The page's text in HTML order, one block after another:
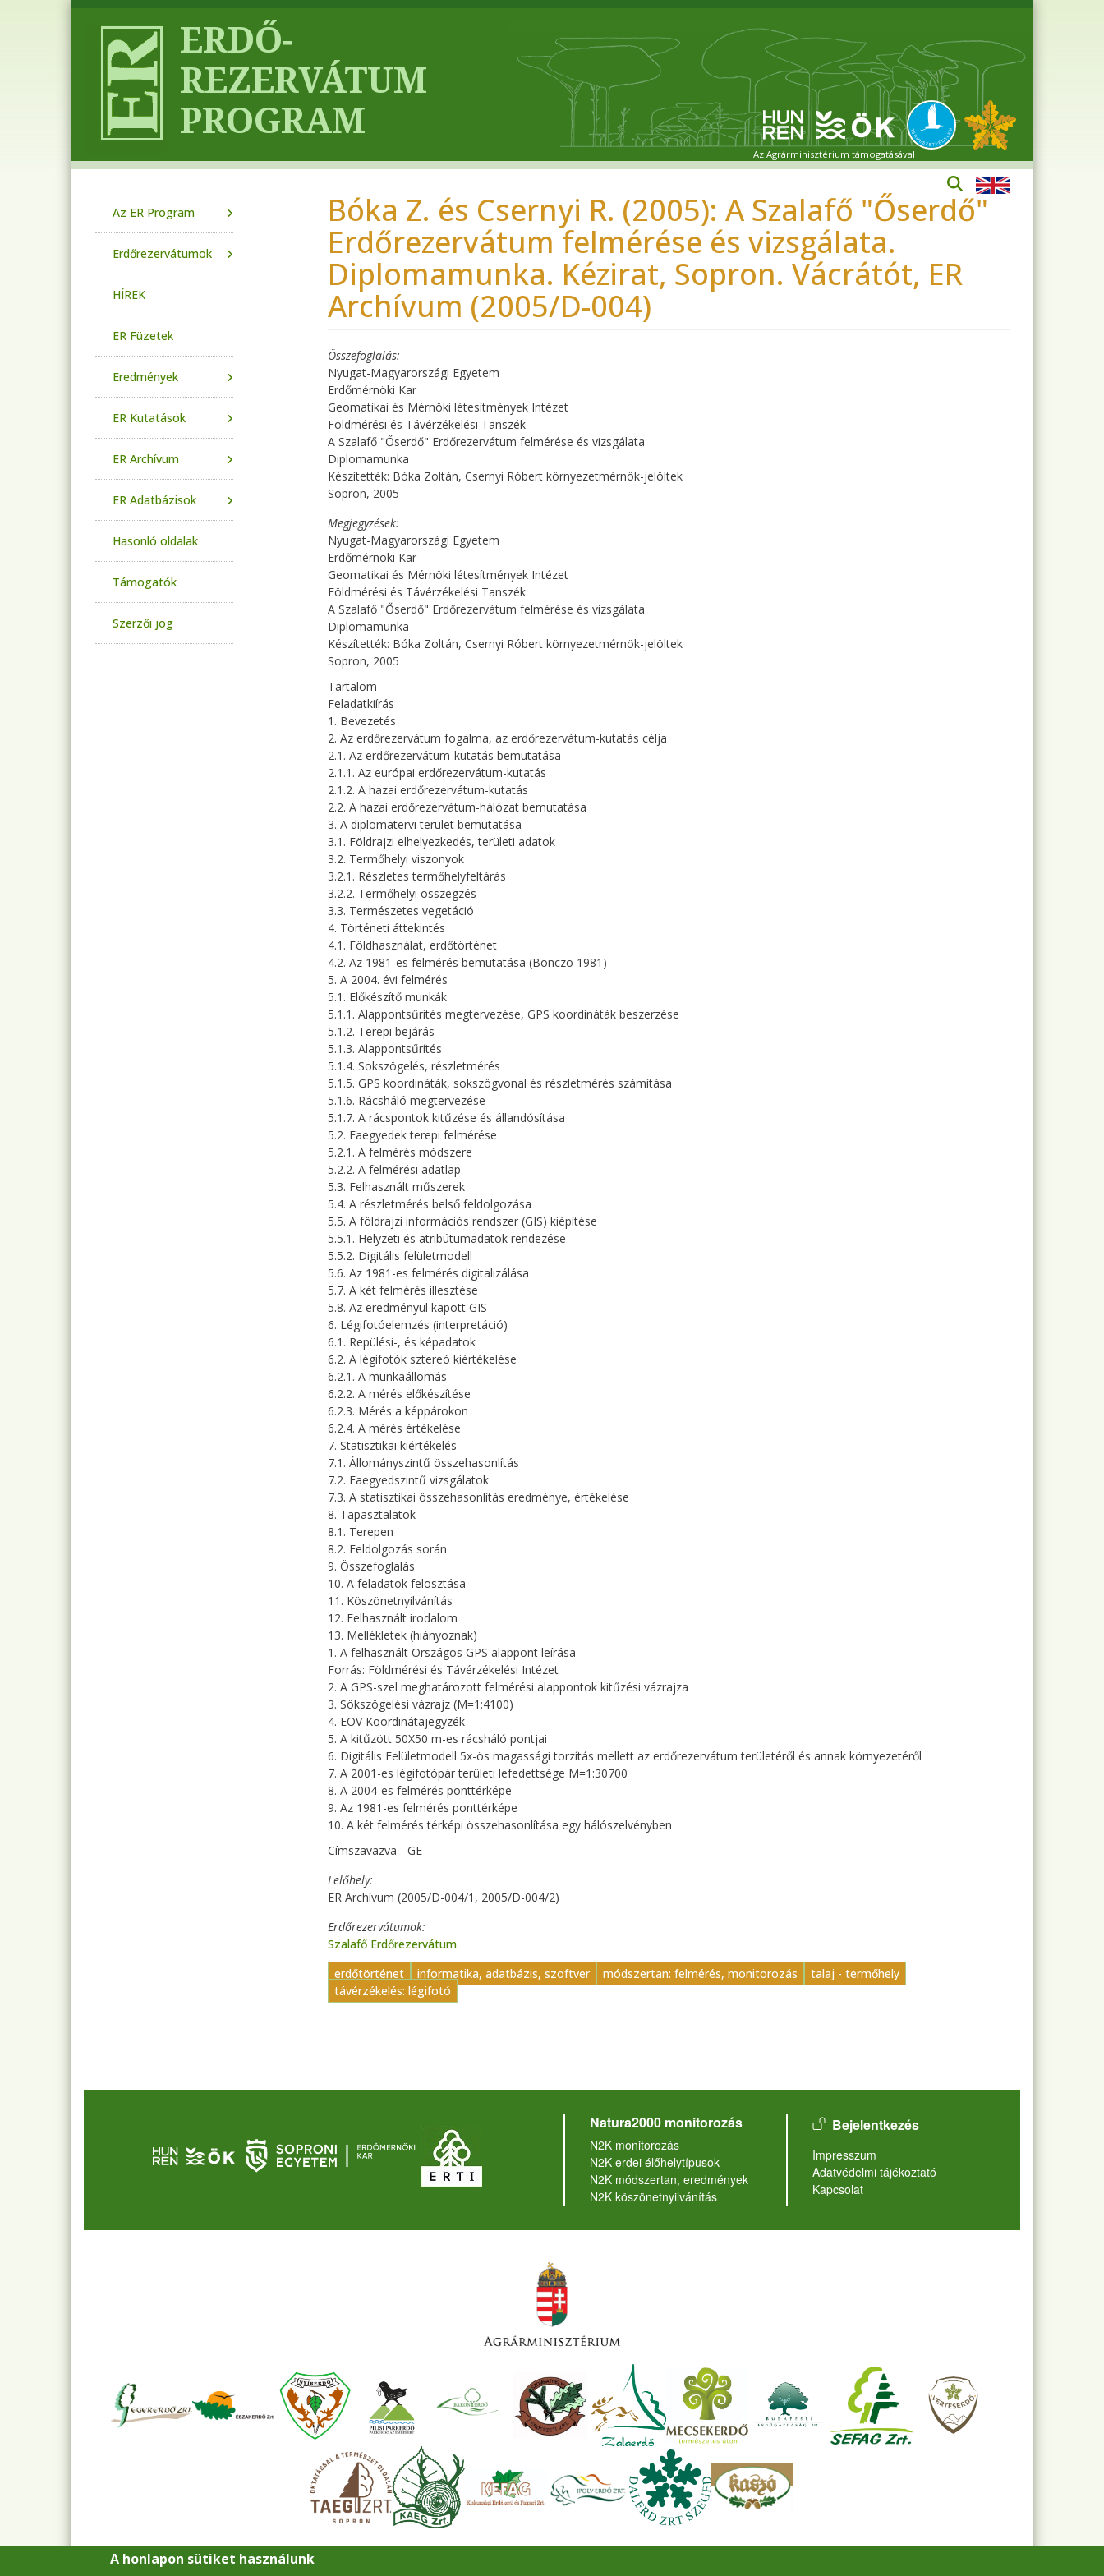
Az Agrárminisztérium támogatásával
Bóka Z. és Csernyi R. (2005): A Szalafő "Őserdő"
Erdőrezervátum felmérése és vizsgálata.
Diplomamunka. Kézirat, Sopron. Vácrátót, ER
Archívum (2005/D-004)
Összefoglalás
Nyugat-Magyarországi Egyetem
Erdőmérnöki Kar
Geomatikai és Mérnöki létesítmények Intézet
Földmérési és Távérzékelési Tanszék
A Szalafő "Őserdő" Erdőrezervátum felmérése és vizsgálata
Diplomamunka
Készítették: Bóka Zoltán, Csernyi Róbert környezetmérnök-jelöltek
Sopron, 2005
Megjegyzések
Nyugat-Magyarországi Egyetem
Erdőmérnöki Kar
Geomatikai és Mérnöki létesítmények Intézet
Földmérési és Távérzékelési Tanszék
A Szalafő "Őserdő" Erdőrezervátum felmérése és vizsgálata
Diplomamunka
Készítették: Bóka Zoltán, Csernyi Róbert környezetmérnök-jelöltek
Sopron, 2005
Tartalom
Feladatkiírás
1. Bevezetés
2. Az erdőrezervátum fogalma, az erdőrezervátum-kutatás célja
2.1. Az erdőrezervátum-kutatás bemutatása
2.1.1. Az európai erdőrezervátum-kutatás
2.1.2. A hazai erdőrezervátum-kutatás
2.2. A hazai erdőrezervátum-hálózat bemutatása
3. A diplomatervi terület bemutatása
3.1. Földrajzi elhelyezkedés, területi adatok
3.2. Termőhelyi viszonyok
3.2.1. Részletes termőhelyfeltárás
3.2.2. Termőhelyi összegzés
3.3. Természetes vegetáció
4. Történeti áttekintés
4.1. Földhasználat, erdőtörténet
4.2. Az 1981-es felmérés bemutatása (Bonczo 1981)
5. A 2004. évi felmérés
5.1. Előkészítő munkák
5.1.1. Alappontsűrítés megtervezése, GPS koordináták beszerzése
5.1.2. Terepi bejárás
5.1.3. Alappontsűrítés
5.1.4. Sokszögelés, részletmérés
5.1.5. GPS koordináták, sokszögvonal és részletmérés számítása
5.1.6. Rácsháló megtervezése
5.1.7. A rácspontok kitűzése és állandósítása
5.2. Faegyedek terepi felmérése
5.2.1. A felmérés módszere
5.2.2. A felmérési adatlap
5.3. Felhasznált műszerek
5.4. A részletmérés belső feldolgozása
5.5. A földrajzi információs rendszer (GIS) kiépítése
5.5.1. Helyzeti és atribútumadatok rendezése
5.5.2. Digitális felületmodell
5.6. Az 1981-es felmérés digitalizálása
5.7. A két felmérés illesztése
5.8. Az eredményül kapott GIS
6. Légifotóelemzés (interpretáció)
6.1. Repülési-, és képadatok
6.2. A légifotók sztereó kiértékelése
6.2.1. A munkaállomás
6.2.2. A mérés előkészítése
6.2.3. Mérés a képpárokon
6.2.4. A mérés értékelése
7. Statisztikai kiértékelés
7.1. Állományszintű összehasonlítás
7.2. Faegyedszintű vizsgálatok
7.3. A statisztikai összehasonlítás eredménye, értékelése
8. Tapasztalatok
8.1. Terepen
8.2. Feldolgozás során
9. Összefoglalás
10. A feladatok felosztása
11. Köszönetnyilvánítás
12. Felhasznált irodalom
13. Mellékletek (hiányoznak)
1. A felhasznált Országos GPS alappont leírása
Forrás: Földmérési és Távérzékelési Intézet
2. A GPS-szel meghatározott felmérési alappontok kitűzési vázrajza
3. Sökszögelési vázrajz (M=1:4100)
4. EOV Koordinátajegyzék
5. A kitűzött 50X50 m-es rácsháló pontjai
6. Digitális Felületmodell 5x-ös magassági torzítás mellett az erdőrezervátum területéről és annak környezetéről
7. A 2001-es légifotópár területi lefedettsége M=1:30700
8. A 2004-es felmérés ponttérképe
9. Az 1981-es felmérés ponttérképe
10. A két felmérés térképi összehasonlítása egy hálószelvényben
Címszavazva - GE
Lelőhely
ER Archívum (2005/D-004/1, 2005/D-004/2)
Erdőrezervátumok
Szalafő Erdőrezervátum
erdőtörténet
informatika, adatbázis, szoftver módszertan: felmérés, monitorozás
talaj - termőhely
távérzékelés: légifotó
Az ER Program
Erdőrezervátumok
HÍREK
ER Füzetek
Eredmények
ER Kutatások
ER Archívum
ER Adatbázisok
Hasonló oldalak
Támogatók
Szerzői jog
Natura2000 monitorozás
N2K monitorozás
N2K erdei élőhelytípusok
N2K módszertan, eredmények
N2K köszönetnyilvánítás
User account menu
Bejelentkezés
Lábléc
Impresszum
Adatvédelmi tájékoztató
Kapcsolat
A honlapon sütiket használunk